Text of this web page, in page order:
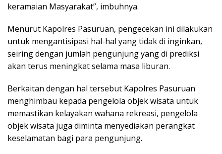
keramaian Masyarakat”, imbuhnya.
Menurut Kapolres Pasuruan, pengecekan ini dilakukan
untuk mengantisipasi hal-hal yang tidak di inginkan,
seiring dengan jumlah pengunjung yang di prediksi
akan terus meningkat selama masa liburan.
Berkaitan dengan hal tersebut Kapolres Pasuruan
menghimbau kepada pengelola objek wisata untuk
memastikan kelayakan wahana rekreasi, pengelola
objek wisata juga diminta menyediakan perangkat
keselamatan bagi para pengunjung.